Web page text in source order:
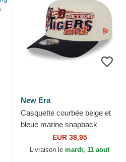
New Era
Casquette courbée beige et
bleue marine snapback
9FIFTY A Frame Classic
Detroit Tigers MLB New Era
EUR 38,95
Livraison le mardi, 11 aout